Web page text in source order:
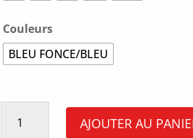
Couleurs
BLEU FONCE/BLEU
quantité
Pull AJOUTER AU